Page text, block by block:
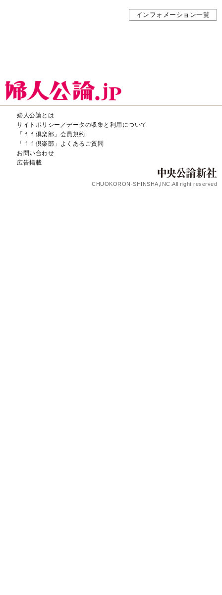
インフォメーション一覧
婦人公論とは
サイトポリシー／データの収集と利用について
「ｆｆ倶楽部」会員規約
「ｆｆ倶楽部」よくあるご質問
お問い合わせ
広告掲載
CHUOKORON-SHINSHA,INC.All right reserved